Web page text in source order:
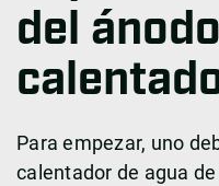
del
Para empezar, uno
calentador de agua